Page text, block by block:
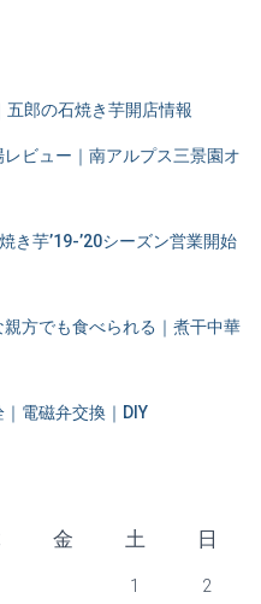
五郎の石焼き芋開店情報
ビュー｜南アルプス三景園オ
き芋’19-’20シーズン営業開始
方でも食べられる｜煮干中華
｜電磁弁交換｜DIY
金 土 日
1 2